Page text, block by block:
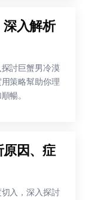
深入解析
討巨蟹男冷漠
策略幫助你理
暢。
因、症
入，深入探討